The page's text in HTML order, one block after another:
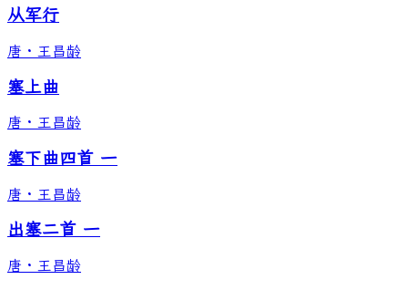
从军行
唐 · 王昌龄
塞上曲
唐 · 王昌龄
塞下曲四首 一
唐 · 王昌龄
出塞二首 一
唐 · 王昌龄